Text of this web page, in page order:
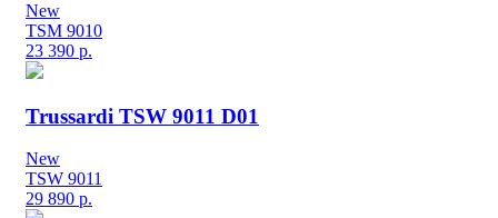
New
TSM 9010
23 390 р.
Trussardi TSW 9011 D01
New
TSW 9011
29 890 р.